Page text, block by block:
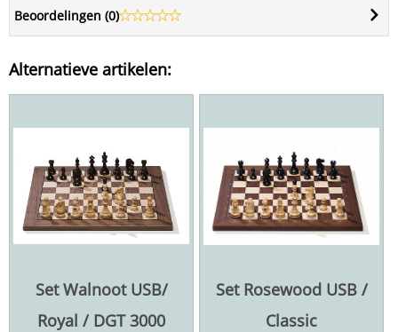
Beoordelingen (0)
Alternatieve artikelen:
Set Walnoot USB/
Royal / DGT 3000
Set Rosewood USB /
Classic